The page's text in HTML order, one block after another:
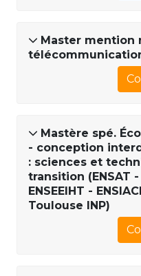
Master mention
Mastère spé.
- conception
: sciences et
transition (ENSAT
ENSEEIHT -
Toulouse INP)